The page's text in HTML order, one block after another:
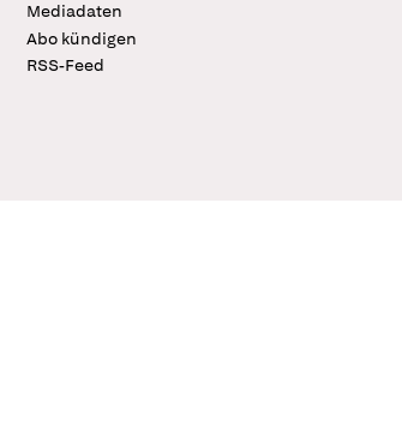
Mediadaten
Abo kündigen
RSS-Feed